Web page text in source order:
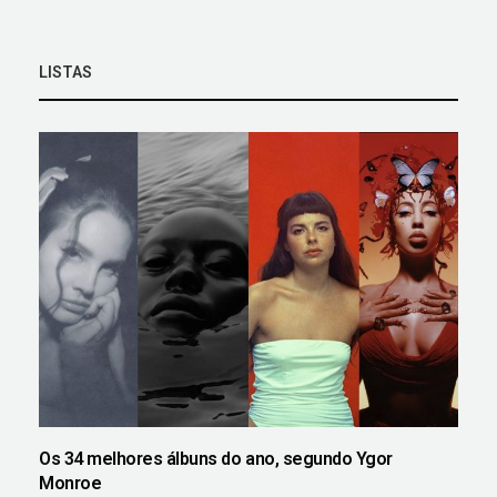
LISTAS
Os 34 melhores álbuns do ano, segundo Ygor
Monroe